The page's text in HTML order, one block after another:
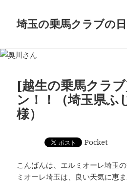
埼玉の乗馬クラブの
[越生の乗馬クラ
ン！！（埼玉県ふ
様）
Pocket
こんばんは、エルミオーレ埼玉
ミオーレ埼玉は、良い天気に恵